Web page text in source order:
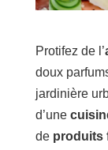
Protifez de l’
doux
jardinière
d’une
de produits